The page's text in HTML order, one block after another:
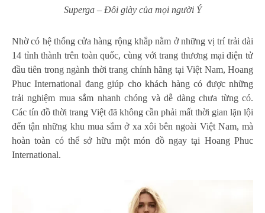
Superga – Đôi giày của mọi người Ý
Nhờ có hệ thống cửa hàng rộng khắp nằm ở những vị trí trải dài
14 tỉnh thành trên toàn quốc, cùng với trang thương mại điện tử
đầu tiên trong ngành thời trang chính hãng tại Việt Nam, Hoang
Phuc International đang giúp cho khách hàng có được những
trải nghiệm mua sắm nhanh chóng và dễ dàng chưa từng có.
Các tín đồ thời trang Việt đã không cần phải mất thời gian lặn lội
đến tận những khu mua sắm ở xa xôi bên ngoài Việt Nam, mà
hoàn toàn có thể sở hữu một món đồ ngay tại Hoang Phuc
International.